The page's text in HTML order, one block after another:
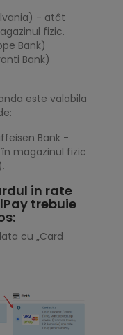
- atât
fizic.
Bank)
Bank)
este valabila
Bank -
magazinul fizic
in rate
trebuie
cu „Card